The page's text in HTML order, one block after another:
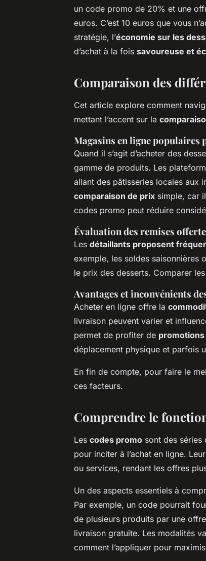
un code promo de 20% et une
euros. C’est 10 euros que vous
stratégie, l’économie sur les
d’achat à la fois savoureuse et
Comparaison des
Cet article explore comment
mettant l’accent sur la
Magasins en ligne populaires
Quand il s’agit d’acheter des
gamme de produits. Les
allant des pâtisseries locales aux
comparaison de prix simple, car
codes promo peut réduire
Évaluation des remises
Les détaillants proposent
exemple, les soldes saisonnières
le prix des desserts. Comparer
Avantages et inconvénients
Acheter en ligne offre la
livraison peuvent varier et
permet de profiter de
déplacement physique et parfois
En fin de compte, pour faire le
ces facteurs.
Comprendre le
Les codes promo sont des séries
pour inciter à l’achat en ligne.
ou services, rendant les offres
Un des aspects essentiels à
Par exemple, un code pourrait
de plusieurs produits par une
livraison gratuite. Les modalités
comment l’appliquer pour